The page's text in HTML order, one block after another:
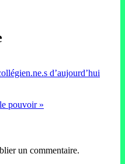
d’aujourd’hui
pouvoir »
un commentaire.